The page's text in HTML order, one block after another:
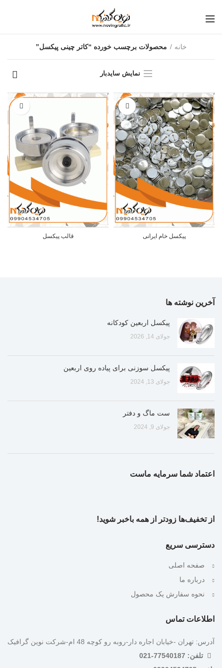
خانه محصولات برچسب خورده “کاتر چینی پیکسل”
نمایش سایدبار
پیکسل خام ایرانی قالب پیکسل
آخرین نوشته ها
پیکسل اربعین کودکانه
جولای 14, 2026
پیکسل سوزنی برای پیاده روی اربعین
جولای 13, 2024
ست ماگ و دفتر
جولای 9, 2024
اعتماد شما سرمایه ماست
از تخفیف‌ها زودتر از همه باخبر شوید!
دسترسی سریع
صفحه اصلی
درباره ما
نحوه سفارش یک محصول
اطلاعات تماس
آدرس: تهران -خیابان اجاره دار-روبه رو کوچه 48 ام-شرکت نوین گرافیک
تلفن: 77540187-021